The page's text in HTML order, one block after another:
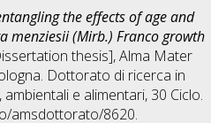
the effects of age and
menziesii (Mirb.) Franco growth
thesis], Alma Mater
Dottorato di ricerca in
e alimentari, 30 Ciclo.
amsdottorato/8620.